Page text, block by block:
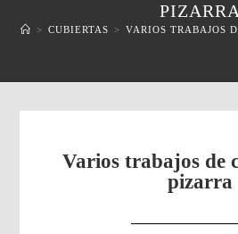
PIZARRA
> CUBIERTAS > VARIOS TRABAJOS
Varios trabajos de
pizarra